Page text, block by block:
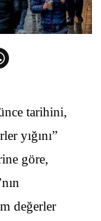
tarihini,
yığını”
göre,
değerler